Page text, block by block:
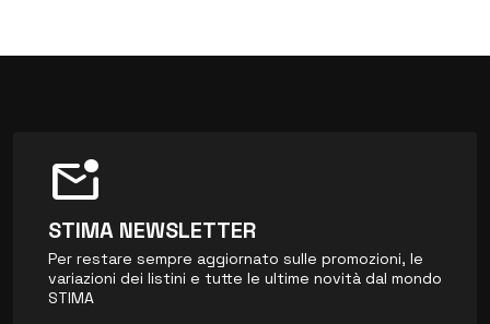
mark_email_unread
STIMA NEWSLETTER
Per restare sempre aggiornato sulle promozioni, le
variazioni dei listini e tutte le ultime novità dal mondo
STIMA